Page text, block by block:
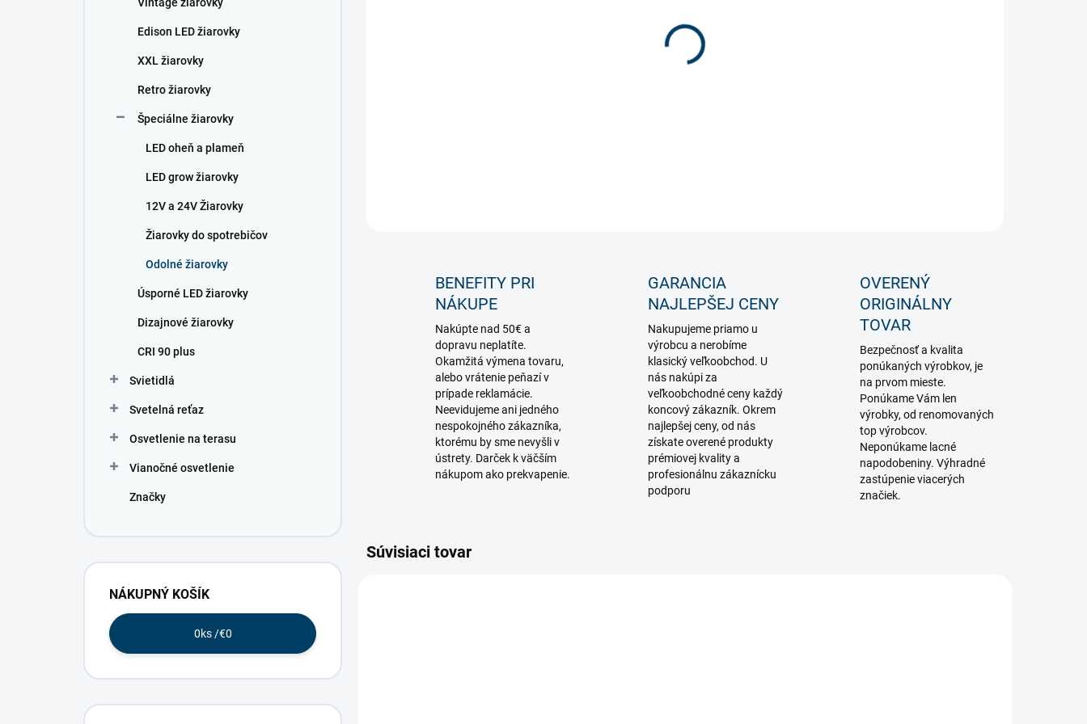
Edison LED žiarovky
XXL žiarovky
Retro žiarovky
Špeciálne žiarovky
LED oheň a plameň
LED grow žiarovky
12V a 24V Žiarovky
Žiarovky do spotrebičov
Odolné žiarovky
Úsporné LED žiarovky
Dizajnové žiarovky
CRI 90 plus
Svietidlá
Svetelná reťaz
Osvetlenie na terasu
Vianočné osvetlenie
Značky
NÁKUPNÝ KOŠÍK
0ks /€0
BENEFITY PRI
NÁKUPE
Nakúpte nad 50€ a
dopravu neplatíte.
Okamžitá výmena tovaru,
alebo vrátenie peňazí v
prípade reklamácie.
Neevidujeme ani jedného
nespokojného zákazníka,
ktorému by sme nevyšli v
ústrety. Darček k väčším
nákupom ako prekvapenie.
GARANCIA
NAJLEPŠEJ CENY
Nakupujeme priamo u
výrobcu a nerobíme
klasický veľkoobchod. U
nás nakúpi za
veľkoobchodné ceny každý
koncový zákazník. Okrem
najlepšej ceny, od nás
získate overené produkty
prémiovej kvality a
profesionálnu zákaznícku
podporu
OVERENÝ
ORIGINÁLNY
TOVAR
Bezpečnosť a kvalita
ponúkaných výrobkov, je
na prvom mieste.
Ponúkame Vám len
výrobky, od renomovaných
top výrobcov.
Neponúkame lacné
napodobeniny. Výhradné
zastúpenie viacerých
značiek.
Súvisiaci tovar